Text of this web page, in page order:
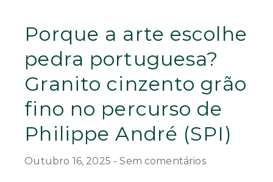
Porque a arte escolhe
pedra portuguesa?
Granito cinzento grão
fino no percurso de
Philippe André (SPI)
Outubro 16, 2025 Sem comentários